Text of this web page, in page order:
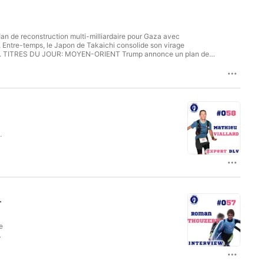
de reconstruction multi-milliardaire pour Gaza avec
temps, le Japon de Takaichi consolide son virage